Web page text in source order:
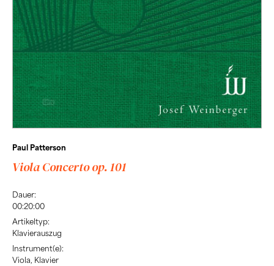
Paul Patterson
Viola Concerto op. 101
Dauer:
00:20:00
Artikeltyp:
Klavierauszug
Instrument(e):
Viola, Klavier